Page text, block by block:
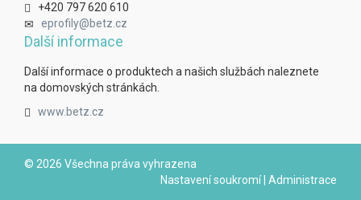
+420 797 620 610
eprofily@betz.cz
Další informace
Další informace o produktech a našich službách naleznete
na domovských stránkách.
www.betz.cz
© 2026 Všechna práva vyhrazena
Nastavení soukromí| Administrace